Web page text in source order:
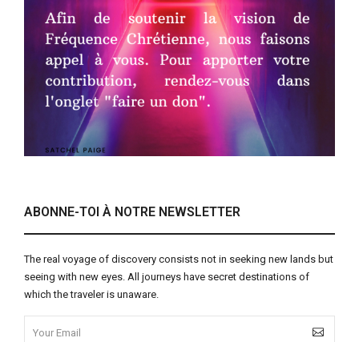
ABONNE-TOI À NOTRE NEWSLETTER
The real voyage of discovery consists not in seeking new lands but
seeing with new eyes. All journeys have secret destinations of
which the traveler is unaware.